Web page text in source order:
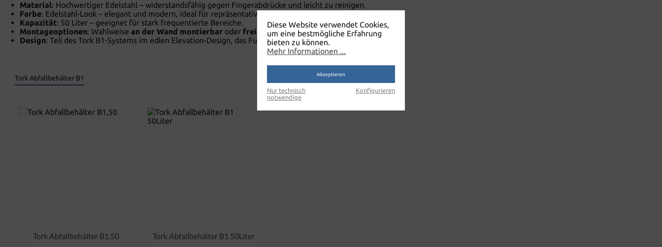
Material: Hochwertiger Edelstahl – widerstandsfähig gegen Fingerabdrücke und leicht zu reinigen.
Farbe: Edelstahl-Look – elegant und modern, ideal für repräsentative Umgebungen.
Kapazität: 50 Liter – geeignet für stark frequentierte Bereiche.
Montageoptionen: Wahlweise an der Wand montierbar oder freistehendfür maximale Flexibilität.
Design: Teil des Tork B1-Systems im edlen Elevation-Design, das Funktionalität und Ästhetik verbindet.
Tork Abfallbehälter B1
Tork Abfallbehälter B1,50 Tork Abfallbehälter B1 50Liter
Diese Website verwendet Cookies,
um eine bestmögliche Erfahrung
bieten zu können.
Mehr Informationen ...
Akzeptieren
Nur technisch
notwendige
Konfigurieren